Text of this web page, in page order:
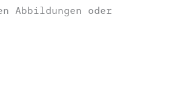
Abbildungen oder